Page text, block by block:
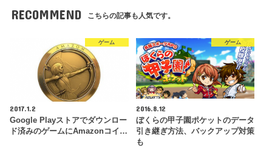
RECOMMEND こちらの記事も人気です。
ゲーム
2017.1.2
Google Playストアでダウンロー
ド済みのゲームにAmazonコイ…
ゲーム
2016.8.12
ぼくらの甲子園ポケットのデータ
引き継ぎ方法、バックアップ対策
も